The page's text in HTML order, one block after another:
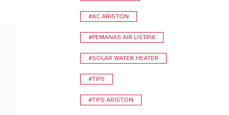
TEMUKAN
#AC ARISTON
#PEMANAS AIR LISTRIK
#SOLAR WATER HEATER
#TIPS
#TIPS ARISTON